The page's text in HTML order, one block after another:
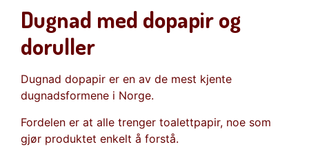
Dugnad med dopapir og
doruller
Dugnad dopapir er en av de mest kjente
dugnadsformene i Norge.
Fordelen er at alle trenger toalettpapir, noe som
gjør produktet enkelt å forstå.